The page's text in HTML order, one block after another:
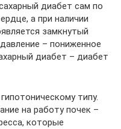
диабет сам по
а при наличии
замкнутый
– пониженное
диабет – диабет
типу.
на работу почек –
которые